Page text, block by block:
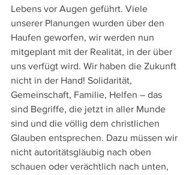
Lebens vor Augen geführt. Viele
unserer Planungen wurden über den
Haufen geworfen, wir werden nun
mitgeplant mit der Realität, in der über
uns verfügt wird. Wir haben die Zukunft
nicht in der Hand! Solidarität,
Gemeinschaft, Familie, Helfen – das
sind Begriffe, die jetzt in aller Munde
sind und die völlig dem christlichen
Glauben entsprechen. Dazu müssen wir
nicht autoritätsgläubig nach oben
schauen oder verächtlich nach unten,